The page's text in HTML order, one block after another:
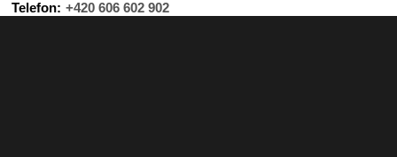
Telefon: +420 606 602 902